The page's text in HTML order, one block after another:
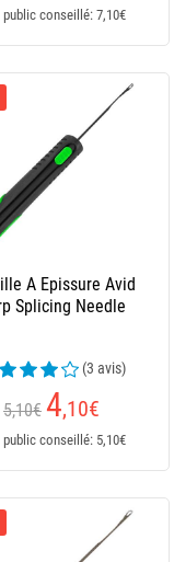
public conseillé: 7,10€
A Epissure Avid
Splicing Needle
(3 avis)
5,10€ 4,10€
public conseillé: 5,10€